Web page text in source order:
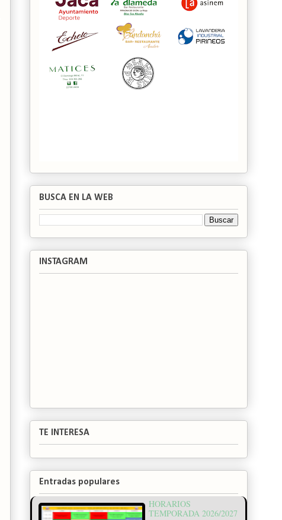
BUSCA EN LA WEB
INSTAGRAM
TE INTERESA
Entradas populares
HORARIOS
TEMPORADA 2026/2027